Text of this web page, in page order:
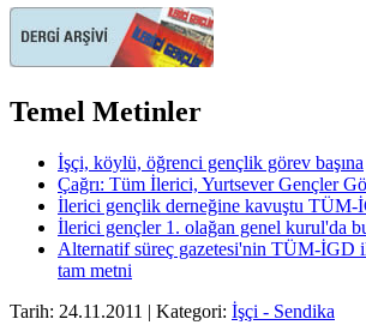
Temel Metinler
İşçi, köylü, öğrenci gençlik görev başına
Çağrı: Tüm İlerici, Yurtsever Gençler
İlerici gençlik derneğine kavuştu
İlerici gençler 1. olağan genel kurul'da
Alternatif süreç gazetesi'nin TÜM-İGD
tam metni
Tarih: 24.11.2011 | Kategori: İşçi - Sendika